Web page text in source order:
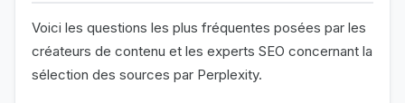
Voici les questions les plus fréquentes posées par les
créateurs de contenu et les experts SEO concernant la
sélection des sources par Perplexity.